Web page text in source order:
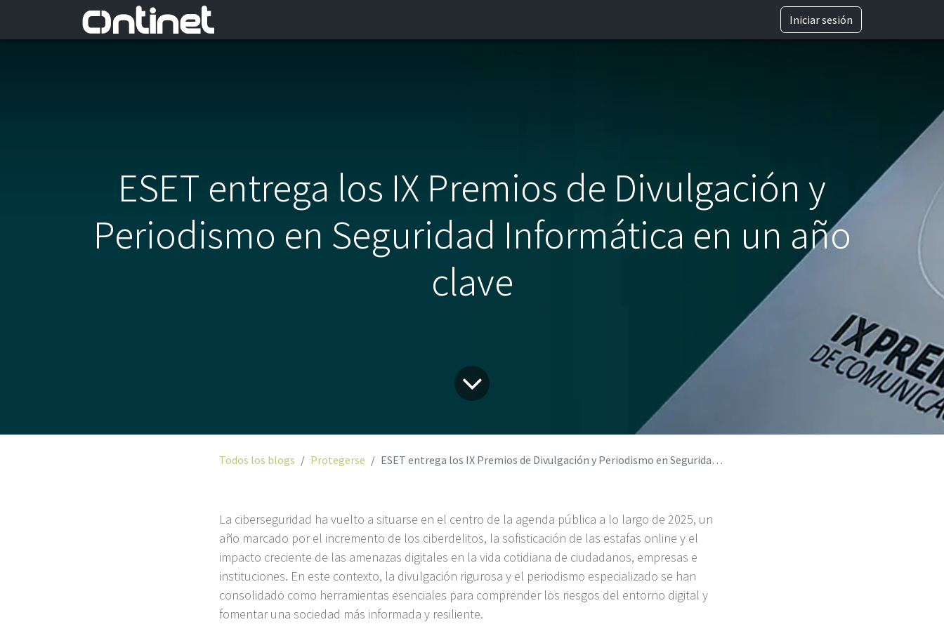
Iniciar sesión
ESET entrega los IX Premios de Divulgación y
Periodismo en Seguridad Informática en un año
clave
Todos los blogs Protegerse ESET entrega los IX Premios de Divulgación y Periodismo en Seguridad Informática en un año clave
La ciberseguridad ha vuelto a situarse en el centro de la agenda pública a lo largo de 2025, un
año marcado por el incremento de los ciberdelitos, la sofisticación de las estafas online y el
impacto creciente de las amenazas digitales en la vida cotidiana de ciudadanos, empresas e
instituciones. En este contexto, la divulgación rigurosa y el periodismo especializado se han
consolidado como herramientas esenciales para comprender los riesgos del entorno digital y
fomentar una sociedad más informada y resiliente.